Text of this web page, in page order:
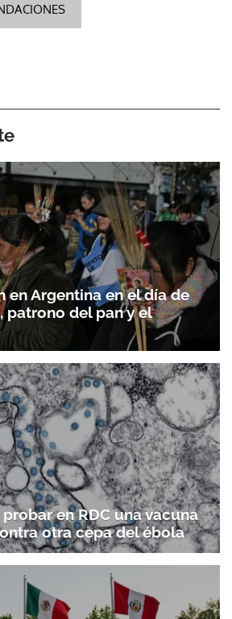
en Argentina en el día de
patrono del pan y el
en RDC una vacuna
otra cepa del ébola